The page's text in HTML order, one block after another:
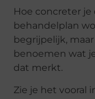
Hoe concreter
behandelplan
begrijpelijk,
benoemen wat
dat merkt.
Zie je het vooral